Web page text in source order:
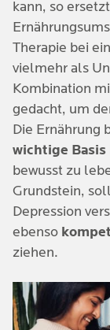
Vitamin D:
Bananen
Linsen
Karotten
Mandeln,
Tierische
Austern
fördern
Die
Gleichgewicht
gefehlt.
anderem die
Serotonin
entgegen, da
optimalen
kann, so
Therapie bei
vielmehr als
Kombination
gedacht, um
Die Ernährung
wichtige Basis
bewusst zu
Grundstein,
Depression
ebenso
ziehen.